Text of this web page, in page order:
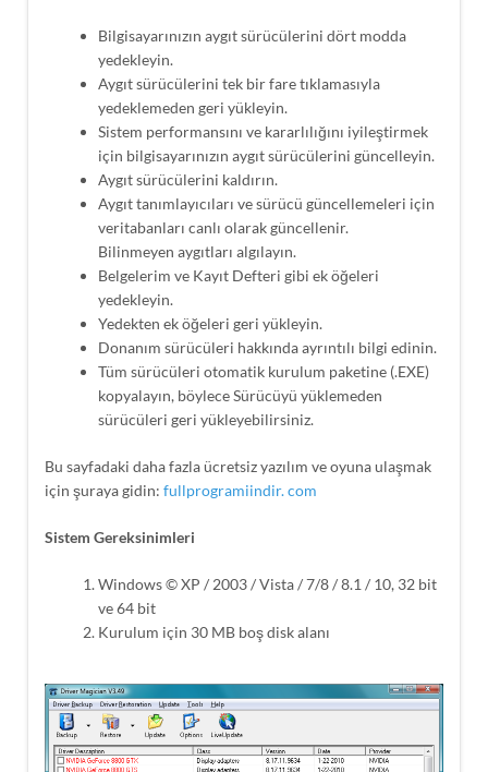
Bilgisayarınızın aygıt sürücülerini dört modda
yedekleyin.
Aygıt sürücülerini tek bir fare tıklamasıyla
yedeklemeden geri yükleyin.
Sistem performansını ve kararlılığını iyileştirmek
için bilgisayarınızın aygıt sürücülerini güncelleyin.
Aygıt sürücülerini kaldırın.
Aygıt tanımlayıcıları ve sürücü güncellemeleri için
veritabanları canlı olarak güncellenir.
Bilinmeyen aygıtları algılayın.
Belgelerim ve Kayıt Defteri gibi ek öğeleri
yedekleyin.
Yedekten ek öğeleri geri yükleyin.
Donanım sürücüleri hakkında ayrıntılı bilgi edinin.
Tüm sürücüleri otomatik kurulum paketine (.EXE)
kopyalayın, böylece Sürücüyü yüklemeden
sürücüleri geri yükleyebilirsiniz.
Bu sayfadaki daha fazla ücretsiz yazılım ve oyuna ulaşmak
için şuraya gidin: fullprogramiindir. com
Sistem Gereksinimleri
Windows © XP / 2003 / Vista / 7/8 / 8.1 / 10, 32 bit
ve 64 bit
Kurulum için 30 MB boş disk alanı